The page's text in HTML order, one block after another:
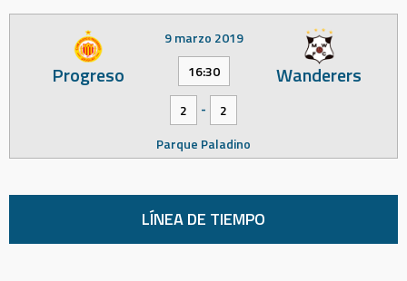
Progreso Wanderers
9 marzo 2019
16:30
2 -
2
Parque Paladino
LÍNEA DE TIEMPO